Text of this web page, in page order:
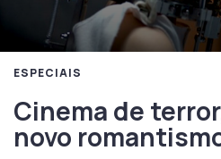
ESPECIAIS
Cinema de
novo